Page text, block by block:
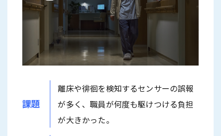
課題
離床や徘徊を検知するセンサーの誤報
が多く、職員が何度も駆けつける負担
が大きかった。